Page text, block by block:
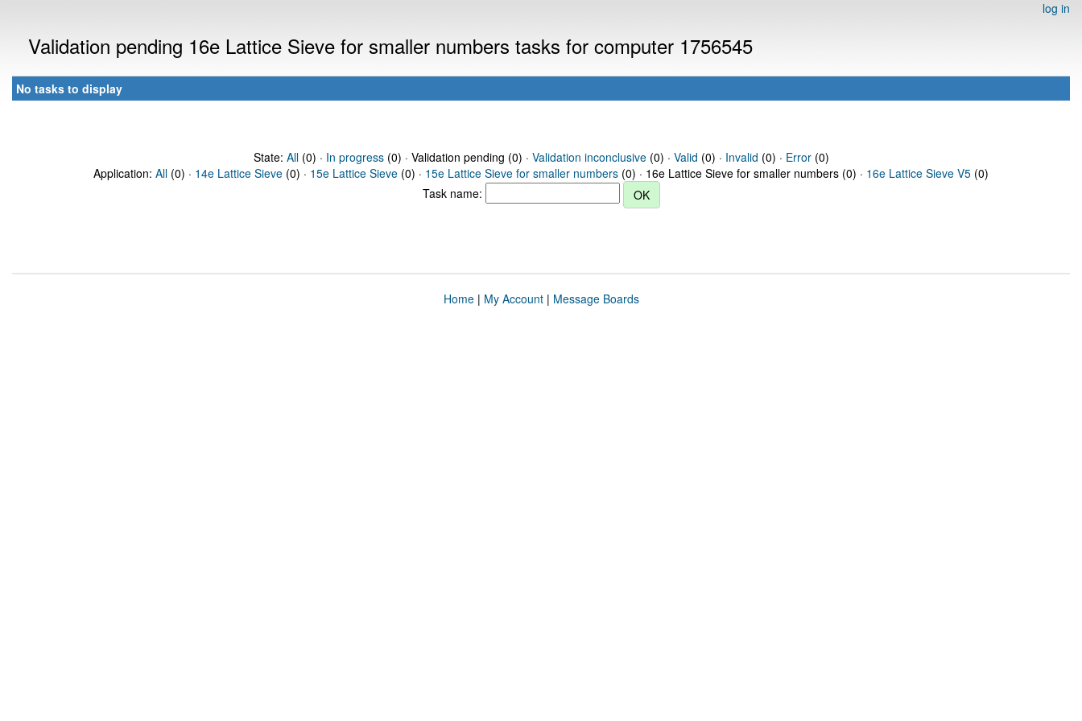
log in
Validation pending 16e Lattice Sieve for smaller numbers tasks for computer 1756545
No tasks to display
State: All(0) · In progress(0) · Validation pending (0) · Validation inconclusive(0) · Valid (0) · Invalid (0) · Error(0)
Application: All (0) · 14e Lattice Sieve (0) · 15e Lattice Sieve (0) · 15e Lattice Sieve for smaller numbers (0) · 16e Lattice Sieve for smaller numbers (0) · 16e Lattice Sieve V5 (0)
Task name:
Home| My Account| Message Boards